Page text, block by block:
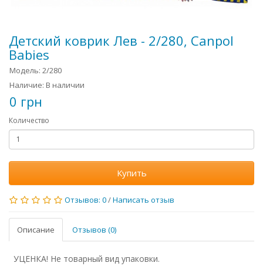
Детский коврик Лев - 2/280, Canpol
Babies
Модель: 2/280
Наличие: В наличии
0 грн
Количество
Купить
Отзывов: 0/Написать отзыв
Описание Отзывов (0)
УЦЕНКА! Не товарный вид упаковки.